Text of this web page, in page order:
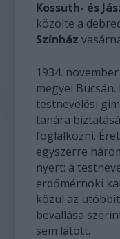
Kossuth- és
közölte a
Színház
1934.
megyei
testnevelési
tanára
foglalkozni.
egyszerre
nyert: a
erdőmérnöki
közül az
bevallása
sem látott.